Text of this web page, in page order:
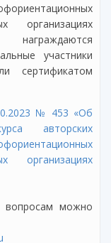
организациях
награждаются
участники
сертификатом
№ 453 «Об
авторских
организациях
можно